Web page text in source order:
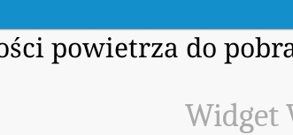
powietrza do
Widget